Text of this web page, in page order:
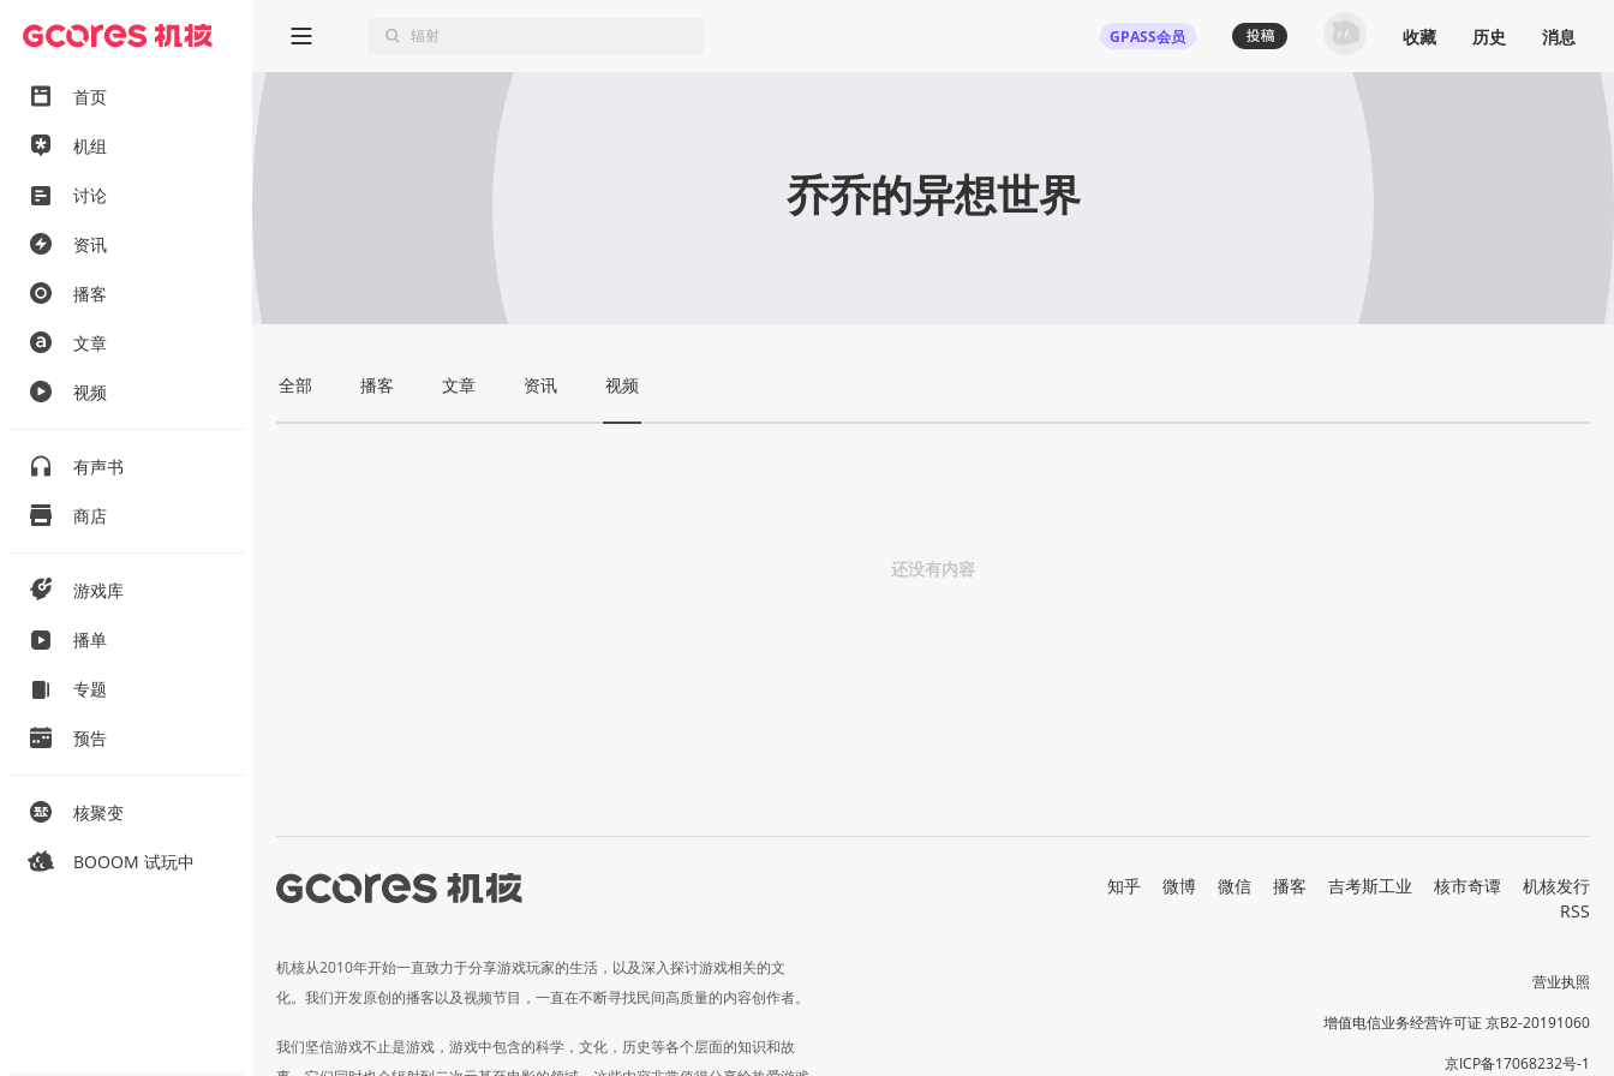
首页
机组
讨论
资讯
播客
文章
视频
有声书
商店
游戏库
播单
专题
预告
核聚变
BOOOM 试玩中
GPASS会员 收藏 历史 消息
乔乔的异想世界
全部 播客 文章 资讯 视频
还没有内容
机核从2010年开始一直致力于分享游戏玩家的生活，以及深入探讨游戏相关的文
化。我们开发原创的播客以及视频节目，一直在不断寻找民间高质量的内容创作者。
我们坚信游戏不止是游戏，游戏中包含的科学，文化，历史等各个层面的知识和故
知乎 微博 微信 播客 吉考斯工业 核市奇谭
机核发行
RSS
营业执照
增值电信业务经营许可证 京B2-20191060
京ICP备17068232号-1